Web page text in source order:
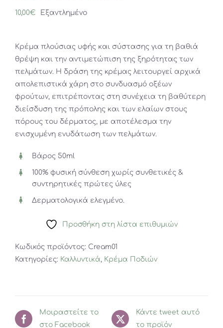
10,00€ Εξαντλημένο
Κρέμα πλούσιας υφής και σύστασης για τη βαθιά
θρέψη και την αντιμετώπιση της ξηρότητας των
πελμάτων. Η δράση της κρέμας λειτουργεί αρχικά
απολεπιστικά χάρη στο συνδυασμό οξέων
φρούτων, επιτρέποντας στη συνέχεια τη βαθύτερη
διείσδυση της πρόπολης και των ελαίων στους
πόρους του δέρματος, με αποτέλεσμα την
ενισχυμένη ενυδάτωση των πελμάτων.
Βάρος 50ml
100% φυσική σύνθεση χωρίς συνθετικές &
συντηρητικές πρώτες ύλες
Δερματολογικά ελεγμένο.
Προσθήκη στη λίστα επιθυμιών
Κωδικός προϊόντος: Cream01
Κατηγορίες: Καλλυντικά, Κρέμα Ποδιών
Μοιραστείτε το
στο Facebook
Κάντε tweet αυτό
το προϊόν